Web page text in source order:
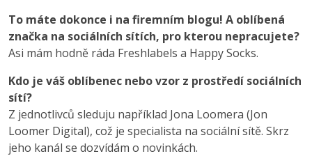
To máte dokonce i na firemním blogu! A oblíbená
značka na sociálních sítích, pro kterou nepracujete?
Asi mám hodně ráda Freshlabels a Happy Socks.
Kdo je váš oblíbenec nebo vzor z prostředí sociálních
sítí?
Z jednotlivců sleduju například Jona Loomera (Jon
Loomer Digital), což je specialista na sociální sítě. Skrz
jeho kanál se dozvídám o novinkách.